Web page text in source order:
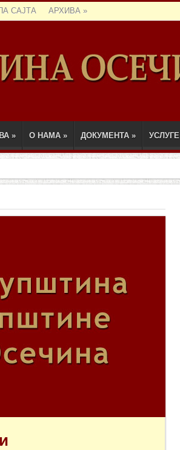
САЈТА АРХИВА »
» О НАМА » ДОКУМЕНТА » УСЛУГЕ